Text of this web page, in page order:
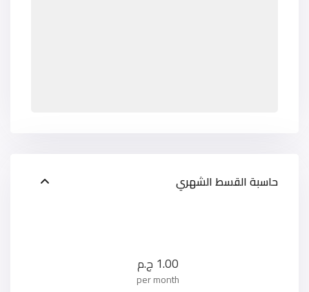
حاسبة القسط الشهري
1.00 ج.م
per month